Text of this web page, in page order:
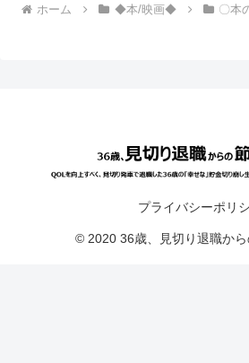
ホーム ◆本/映画◆ 〇本
プライバシーポリ
© 2020 36歳、見切り退職から